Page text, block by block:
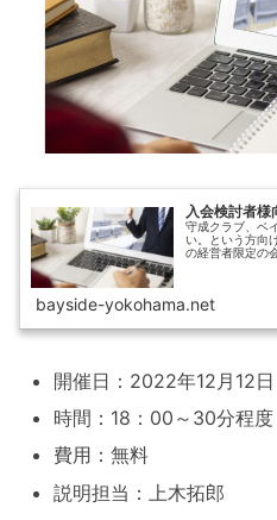
入会検討者様
守成クラブ、ベ
い。という方向
の経営者限定の
bayside-yokohama.net
開催日：2022年12月12日
時間：18：00～30分程度
費用：無料
説明担当：上木拓郎